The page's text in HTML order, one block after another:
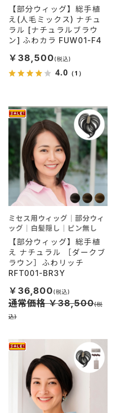
【部分ウィッグ】総手植
え(人毛ミックス) ナチュ
ラル [ナチュラルブラウ
ン] ふわカラ FUW01-F4
￥38,500
4.0 （1）
【部分ウィッグ】総手植
え ナチュラル ［ダークブ
ラウン］ふわリッチ
RFT001-BR3Y
ミセス用ウィッグ｜部分ウィ
ッグ｜白髪隠し｜ピン無し
￥36,800
通常価格 ￥38,500